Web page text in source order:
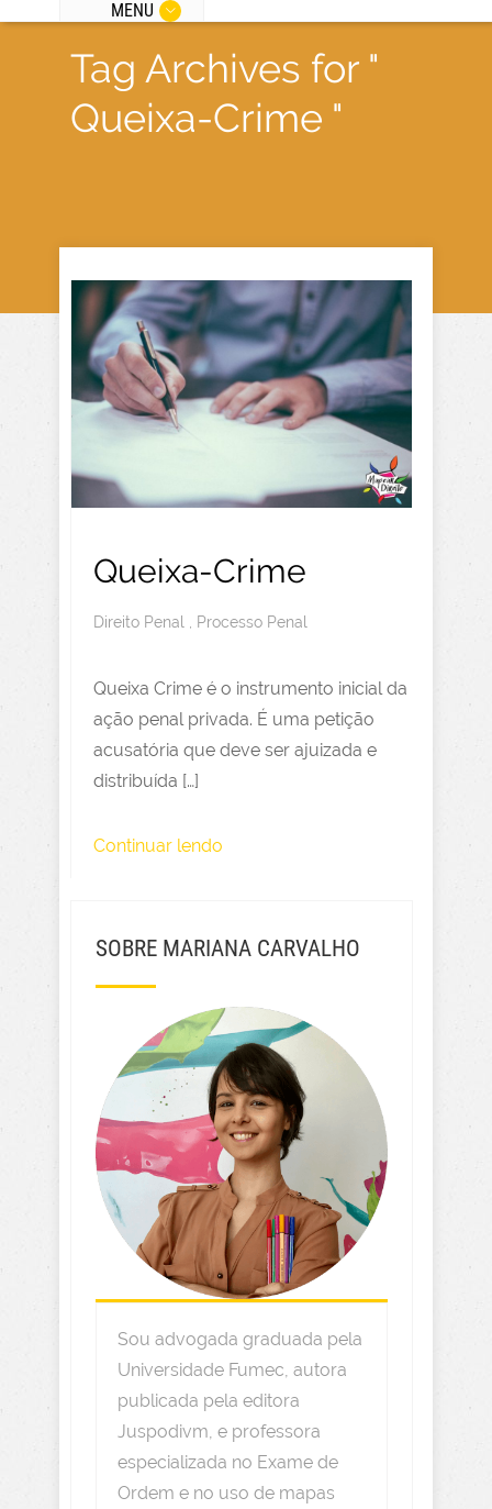
MENU
Tag Archives for "
Queixa-Crime "
Queixa-Crime
Direito Penal Processo Penal
Queixa Crime é o instrumento inicial da
ação penal privada. É uma petição
acusatória que deve ser ajuizada e
distribuída […]
Continuar lendo
SOBRE MARIANA CARVALHO
Sou advogada graduada pela
Universidade Fumec, autora
publicada pela editora
Juspodivm, e professora
especializada no Exame de
Ordem e no uso de mapas